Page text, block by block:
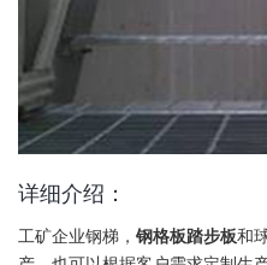
详细介绍：
工矿企业钢梯， 钢格板踏步板和